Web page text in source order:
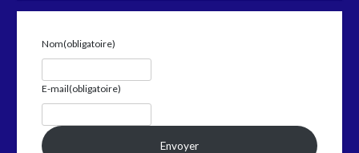
Nom(obligatoire)
E-mail(obligatoire)
Envoyer